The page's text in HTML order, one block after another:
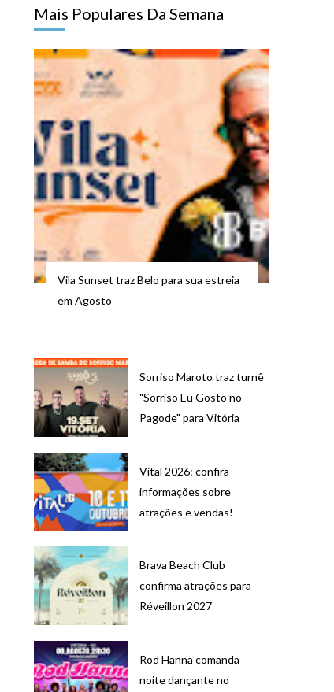
Mais Populares Da Semana
Vila Sunset traz Belo para sua estreia
em Agosto
Sorriso Maroto traz turnê
"Sorriso Eu Gosto no
Pagode" para Vitória
Vital 2026: confira
informações sobre
atrações e vendas!
Brava Beach Club
confirma atrações para
Réveillon 2027
Rod Hanna comanda
noite dançante no